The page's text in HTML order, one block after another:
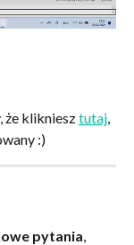
że klikniesz tutaj,
:)
pytania,